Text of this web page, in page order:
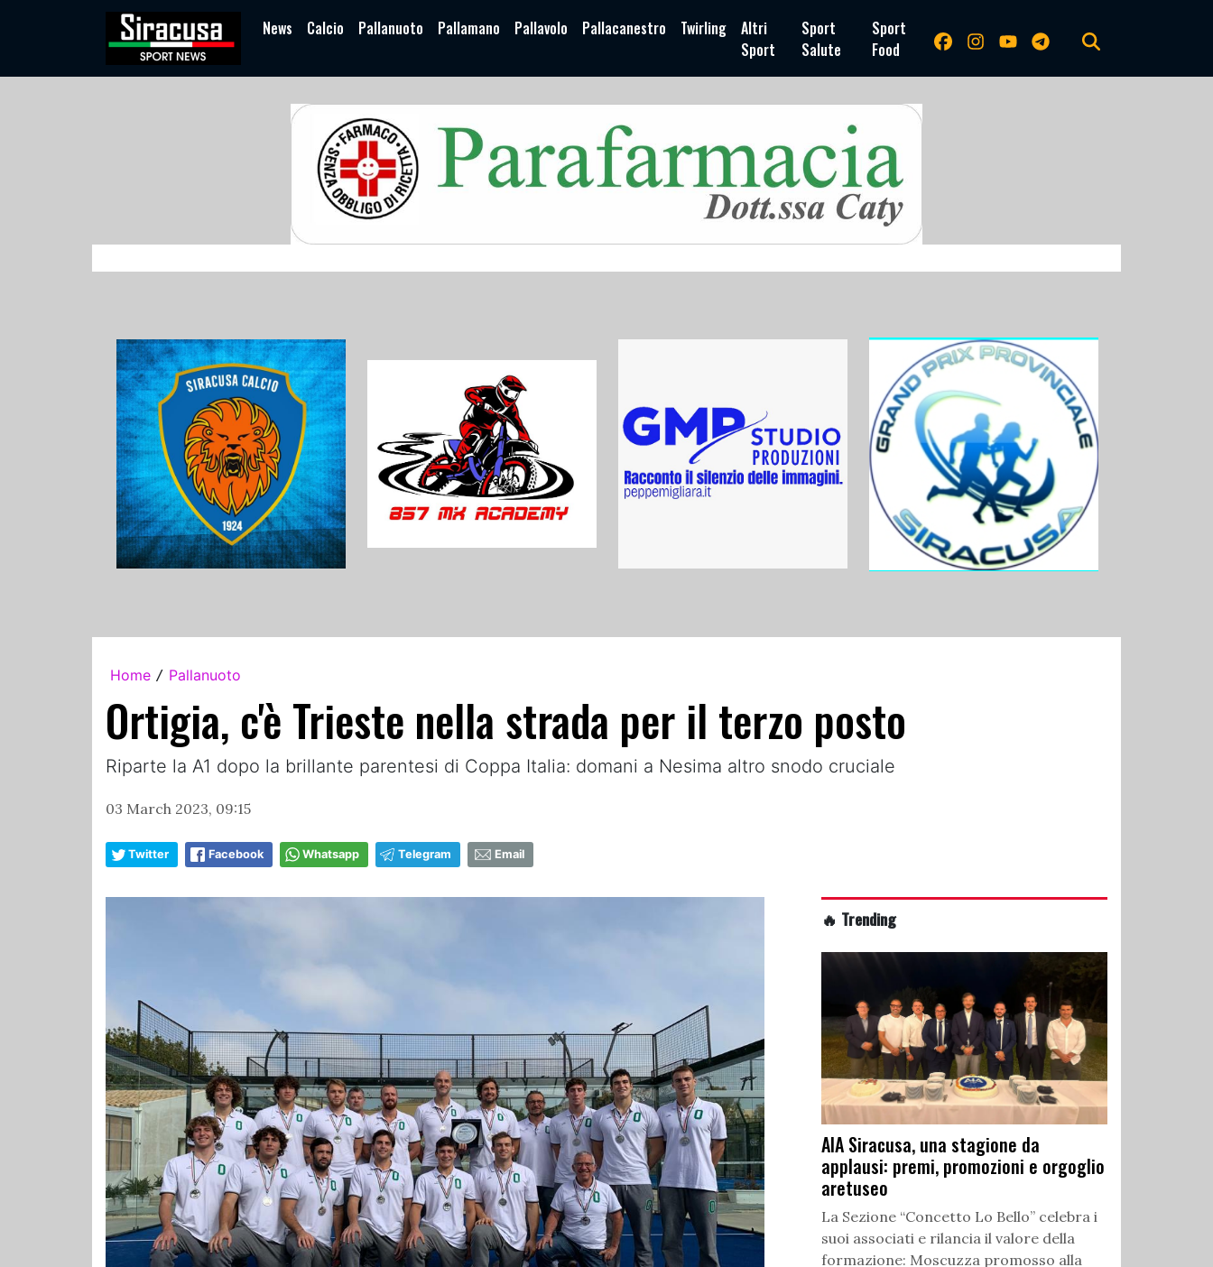
News Calcio Pallanuoto Pallamano Pallavolo Pallacanestro Twirling
Altri
Sport
Sport
Salute
Sport
Food
Home / Pallanuoto
Ortigia, c'è Trieste nella strada per il terzo posto
Riparte la A1 dopo la brillante parentesi di Coppa Italia: domani a Nesima altro snodo cruciale
03 March 2023, 09:15
Twitter Facebook Whatsapp Telegram Email
🔥 Trending
AIA Siracusa, una stagione da
applausi: premi, promozioni e orgoglio
aretuseo
La Sezione “Concetto Lo Bello” celebra i
suoi associati e rilancia il valore della
formazione: Moscuzza promosso alla